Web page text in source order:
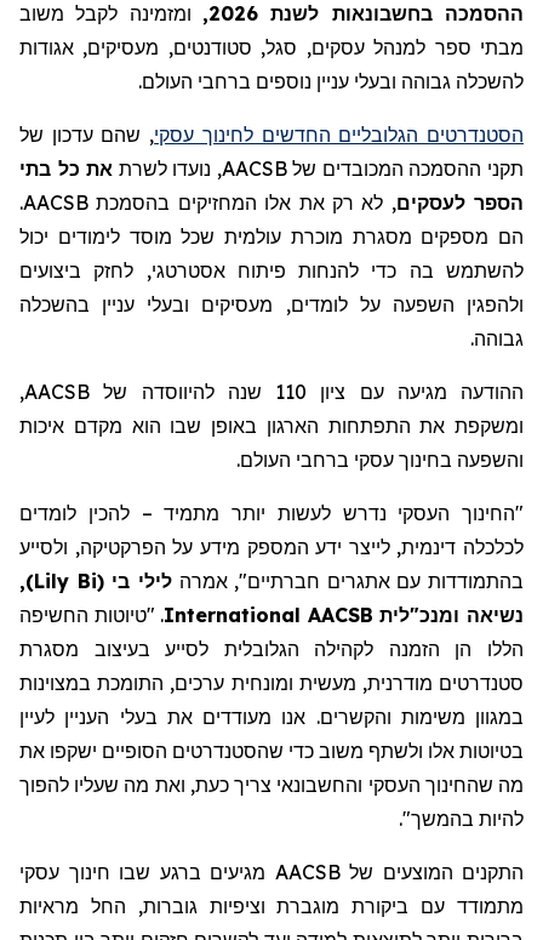
ההסמכהבחשבונאות לשנת 2026, ומזמינה לקבלמשוב
מבתי ספר למנהל עסקים, סגל, סטודנטים, מעסיקים, אגודות
להשכלה גבוהה ובעלי עניין נוספים ברחבי העולם.
הסטנדרטים הגלובליים החדשים לחינוך עסקי, שהם עדכון של
תקני ההסמכה המכובדים שלAACSB, נועדו לשרת את כל בתי
הספר לעסקים, לא רק את אלו המחזיקים בהסמכת AACSB
.
הם מספקים מסגרת מוכרת עולמית שכל מוסד לימודים יכול
להשתמש בה כדי להנחות פיתוח אסטרטגי, לחזק ביצועים
ולהפגין השפעה על לומדים, מעסיקים ובעלי עניין בהשכלה
גבוהה.
ההודעה מגיעה עם ציון 110 שנה להיווסד ה של AACSB
,
ומשקפת את התפתחות הארגון באופן שבו הוא מקדם איכות
והשפעה בחינוך עסקי ברחבי העולם.
"החינוך העסקי נדרש לעשות יותר מתמיד– להכין לומדים
לכלכלה דינמית, לייצר ידע המספק מידע על הפרקטיקה, ולסייע
בהתמודדות עם אתגרים חברתיים"
, אמרהלילי בי (
Lily Bi
)
,
נשיאה ומנכ"לית AACSB
International. "טיוטות החשיפה
הללו הן הזמנה לקהילה הגלובלית לסייע בעיצוב מסגרת
סטנדרטים מודרנית, מעשית ומונחית ערכים, התומכת במצוינות
במגוון משימות והקשרים. אנו מעודדים את בעלי העניין לעיין
בטיוטות אלו ולשתף משוב כדי שהסטנדרטים הסופיים ישקפו את
מה שהחינוך העסקי והחשבונאי צריך כעת, ואת מה שעליו להפוך
להיות בהמשך".
התקנים המוצעים של AACSB מגיעים ברגע שבו חינוך עסקי
מתמודד עם ביקורת מוגברת וציפיותגוברות, החל מראיות